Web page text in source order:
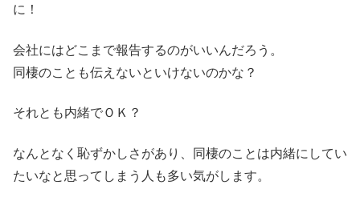
に！
会社にはどこまで報告するのがいいんだろう。
同棲のことも伝えないといけないのかな？
それとも内緒でＯＫ？
なんとなく恥ずかしさがあり、同棲のことは内緒にしてい
たいなと思ってしまう人も多い気がします。